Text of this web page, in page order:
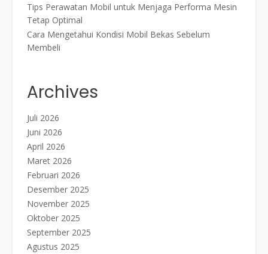
Tips Perawatan Mobil untuk Menjaga Performa Mesin
Tetap Optimal
Cara Mengetahui Kondisi Mobil Bekas Sebelum
Membeli
Archives
Juli 2026
Juni 2026
April 2026
Maret 2026
Februari 2026
Desember 2025
November 2025
Oktober 2025
September 2025
Agustus 2025